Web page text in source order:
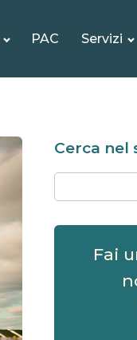
PAC Servizi
Cerca nel
Fai